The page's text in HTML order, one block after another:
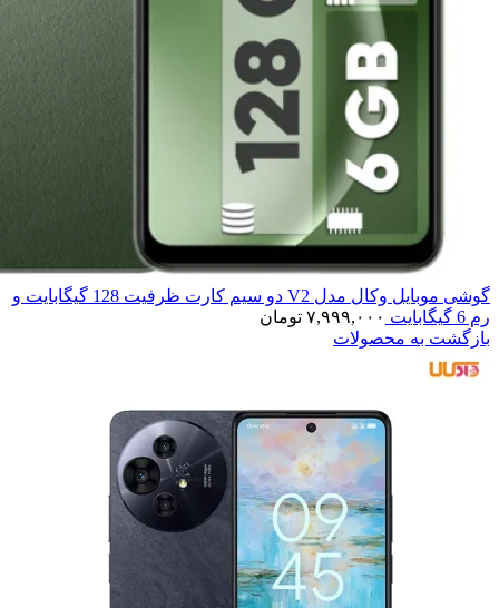
گوشی موبایل وکال مدل V2 دو سیم کارت ظرفیت 128 گیگابایت و
رم 6 گیگابایت
۷,۹۹۹,۰۰۰ تومان
بازگشت به محصولات